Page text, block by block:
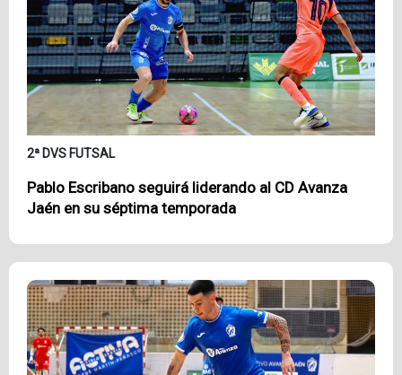
2ª DVS FUTSAL
Pablo Escribano seguirá liderando al CD Avanza
Jaén en su séptima temporada